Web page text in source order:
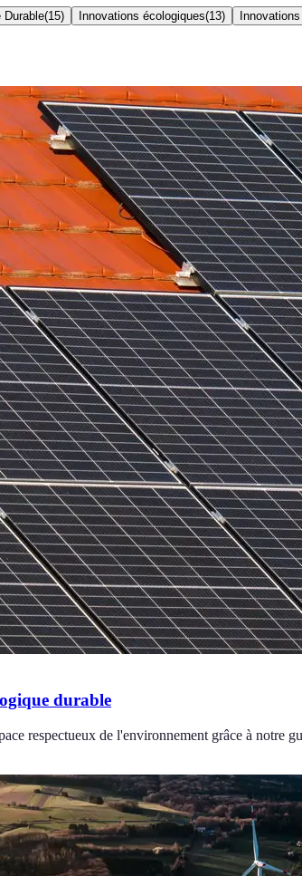
Durable(15) Innovations écologiques(13)
durable
respectueux de l'environnement grâce à notre